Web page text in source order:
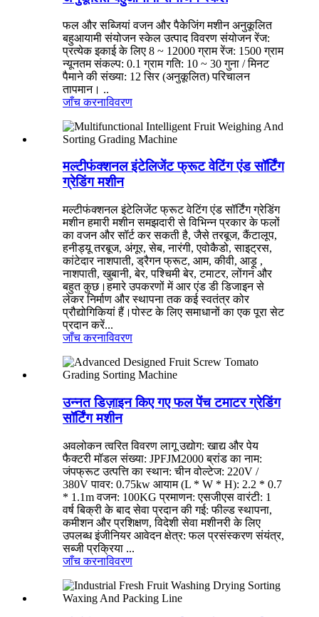
फल और सब्जियां वजन और पैकेजिंग मशीन अनुकूलित
बहुआयामी संयोजन स्केल उत्पाद विवरण संयोजन रेंज:
प्रत्येक इकाई के लिए 8 ~ 12000 ग्राम रेंज: 1500 ग्राम
न्यूनतम संकल्प: 0.1 ग्राम गति: 10 ~ 30 गुना / मिनट
पैमाने की संख्या: 12 सिर (अनुकूलित) परिचालन
तापमान। ..
जाँच करनाविवरण
मल्टीफंक्शनल इंटेलिजेंट फ्रूट वेटिंग एंड सॉर्टिंग
ग्रेडिंग मशीन
मल्टीफंक्शनल इंटेलिजेंट फ्रूट वेटिंग एंड सॉर्टिंग ग्रेडिंग
मशीन हमारी मशीन समझदारी से विभिन्न प्रकार के फलों
का वजन और सॉर्ट कर सकती है, जैसे तरबूज, कैंटालूप,
हनीड्यू तरबूज, अंगूर, सेब, नारंगी, एवोकैडो, साइट्रस,
कांटेदार नाशपाती, ड्रैगन फ्रूट, आम, कीवी, आड़ू ,
नाशपाती, खुबानी, बेर, पश्चिमी बेर, टमाटर, लोंगन और
बहुत कुछ।हमारे उपकरणों में आर एंड डी डिजाइन से
लेकर निर्माण और स्थापना तक कई स्वतंत्र कोर
प्रौद्योगिकियां हैं।पोस्ट के लिए समाधानों का एक पूरा सेट
प्रदान करें...
जाँच करनाविवरण
उन्नत डिज़ाइन किए गए फल पेंच टमाटर ग्रेडिंग
सॉर्टिंग मशीन
अवलोकन त्वरित विवरण लागू उद्योग: खाद्य और पेय
फैक्टरी मॉडल संख्या: JPFJM2000 ब्रांड का नाम:
जंपफ्रूट उत्पत्ति का स्थान: चीन वोल्टेज: 220V /
380V पावर: 0.75kw आयाम (L * W * H): 2.2 * 0.7
* 1.1m वजन: 100KG प्रमाणन: एसजीएस वारंटी: 1
वर्ष बिक्री के बाद सेवा प्रदान की गई: फील्ड स्थापना,
कमीशन और प्रशिक्षण, विदेशी सेवा मशीनरी के लिए
उपलब्ध इंजीनियर आवेदन क्षेत्र: फल प्रसंस्करण संयंत्र,
सब्जी प्रक्रिया ...
जाँच करनाविवरण